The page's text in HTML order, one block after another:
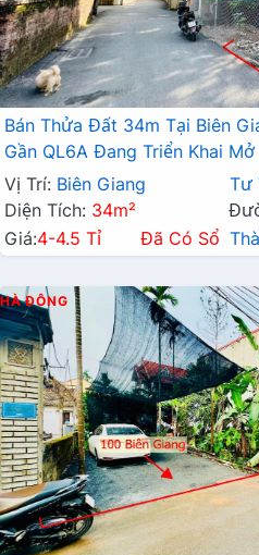
Bán Thửa Đất 34m Tại Biên
Gần QL6A Đang Triển Khai Mở
Vị Trí: Biên Giang Tư
Diện Tích: 34m²
Giá:4-4.5 Tỉ Đã Có Sổ
HÀ ĐÔNG